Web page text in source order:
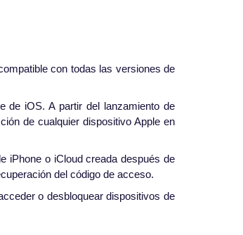
con todas las versiones de
de iOS. A partir del lanzamiento de
de cualquier dispositivo Apple en
iPhone o iCloud creada después de
del código de acceso.
o desbloquear dispositivos de